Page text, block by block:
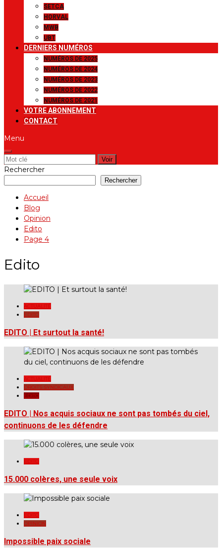
SETCA
HORVAL
MWB
UBT
DERNIERS NUMÉROS
NUMÉROS DE 2025
NUMÉROS DE 2024
NUMÉROS DE 2023
NUMÉROS DE 2022
NUMÉROS DE 2021
VOTRE ABONNEMENT
CONTACT
Menu
Rechercher:
Rechercher
Rechercher
Accueil
Blog
Opinion
Edito
Page 4
Edito
EDITO
EDITO | Et surtout la santé!
DROITS SYNDICAUX
EDITO
EDITO | Nos acquis sociaux ne sont pas tombés du ciel,
continuons de les défendre
15.000 colères, une seule voix
OPINION
Impossible paix sociale